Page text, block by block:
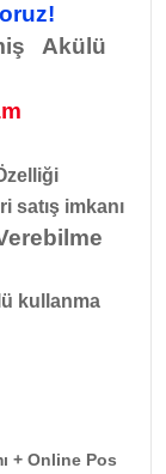
Akülü
satış imkanı
kullanma
+ Online Pos